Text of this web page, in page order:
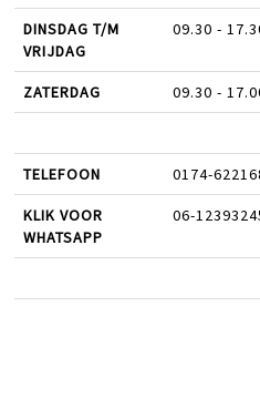
DINSDAG T/M
VRIJDAG
09.30 -
ZATERDAG 09.30 -
TELEFOON 0174-
KLIK VOOR
WHATSAPP
06-